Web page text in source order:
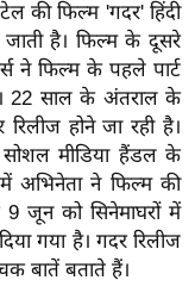
की फिल्म 'गदर' हिंदी
जाती है। फिल्म के दूसरे
ने फिल्म के पहले पार्ट
22 साल के अंतराल के
होने जा रही है।
मीडिया हैंडल के
अभिनेता ने फिल्म की
जून को सिनेमाघरों में
गया है। गदर रिलीज
बातें बताते हैं।